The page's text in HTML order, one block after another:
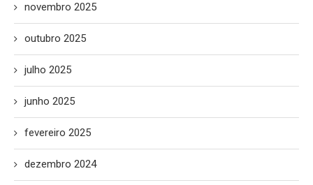
novembro 2025
outubro 2025
julho 2025
junho 2025
fevereiro 2025
dezembro 2024